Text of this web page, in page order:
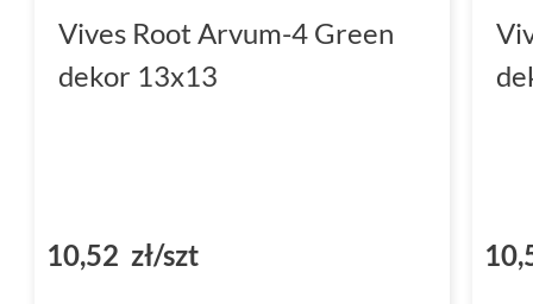
Vives Root Arvum-4 Green
dekor 13x13
10,52 zł/szt